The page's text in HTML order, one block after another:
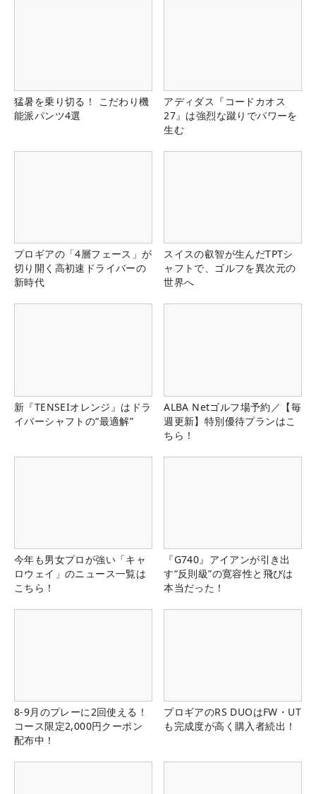
猛暑を乗り切る！ こだわり機
能派パンツ4選
アディダス『コードカオス
27』は強烈な蹴りでパワーを
生む
プロギアの「4層フェース」が
切り開く高初速ドライバーの
新時代
スイスの叡智が生んだTPTシ
ャフトで、ゴルフを異次元の
世界へ
新『TENSEIオレンジ』はドラ
イバーシャフトの“最適解”
ALBA Netゴルフ場予約／【毎
週更新】特別優待プランはこ
ちら！
今年も男女プロが強い「キャ
ロウェイ」のニュース一覧は
こちら！
『G740』アイアンが引き出
す“反則級”の寛容性と飛びは
本当だった！
8-9月のプレーに2回使える！
コース限定2,000円クーポン
配布中！
プロギアのRS DUOはFW・UT
も完成度が高く購入者続出！